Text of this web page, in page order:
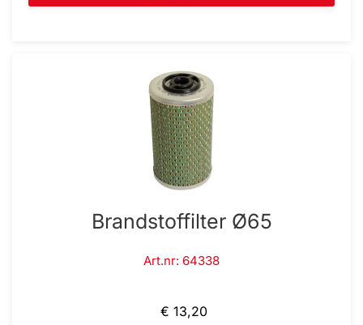
Brandstoffilter Ø65
Art.nr: 64338
€ 13,20